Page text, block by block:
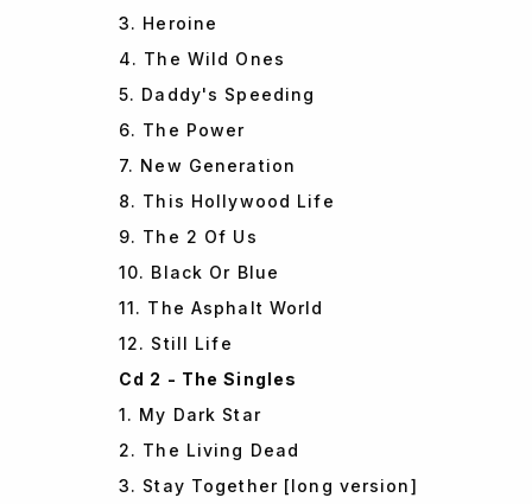
3. Heroine
4. The Wild Ones
5. Daddy's Speeding
6. The Power
7. New Generation
8. This Hollywood Life
9. The 2 Of Us
10. Black Or Blue
11. The Asphalt World
12. Still Life
Cd 2 - The Singles
1. My Dark Star
2. The Living Dead
3. Stay Together [long version]